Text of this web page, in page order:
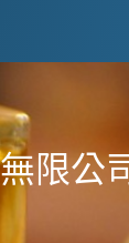
限公